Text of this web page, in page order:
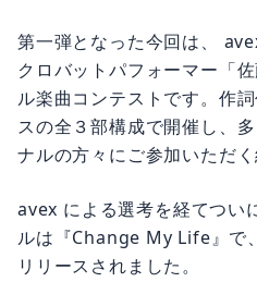
第一弾となった今回は、
クロバットパフォーマー「
ル楽曲コンテストです。作
スの全３部構成で開催し、
ナルの方々にご参加いただく
avex による選考を経てつい
ルは『Change My Life』で
リリースされました。